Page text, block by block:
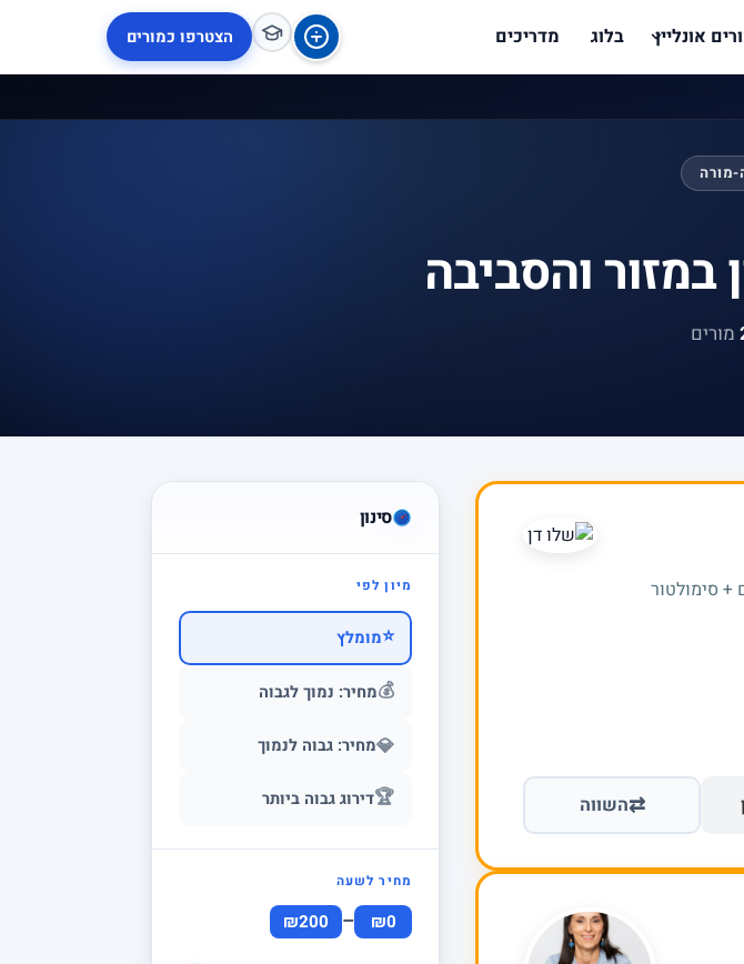
אונליין בלוג מדריכים הצטרפו כמורים
מורה
והסביבה
מורים
סינון
מיון לפי
⭐מומלץ
💰מחיר: נמוך לגבוה
💎מחיר: גבוה לנמוך
🏆דירוג גבוה ביותר
מחיר לשעה
₪0
–
₪200
סימולטור
⇄השווה